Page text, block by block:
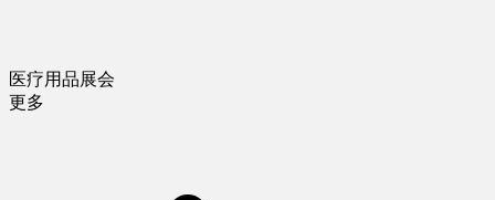
医疗用品展会
更多